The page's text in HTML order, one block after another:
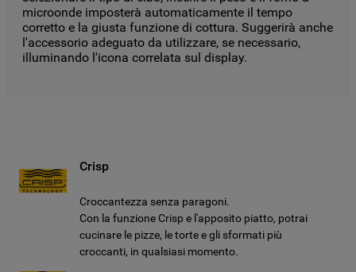
microonde imposterà automaticamente il tempo
corretto e la giusta funzione di cottura. Suggerirà anche
l'accessorio adeguato da utilizzare, se necessario,
illuminando l'icona correlata sul display.
Crisp
Croccantezza senza paragoni.
Con la funzione Crisp e l'apposito piatto, potrai
cucinare le pizze, le torte e gli sformati più
croccanti, in qualsiasi momento.